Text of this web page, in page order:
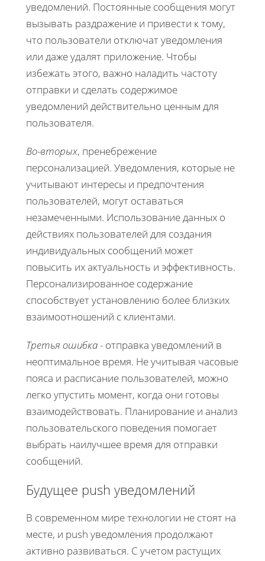
уведомлений. Постоянные сообщения могут
вызывать раздражение и привести к тому,
что пользователи отключат уведомления
или даже удалят приложение. Чтобы
избежать этого, важно наладить частоту
отправки и сделать содержимое
уведомлений действительно ценным для
пользователя.
Во-вторых, пренебрежение
персонализацией. Уведомления, которые не
учитывают интересы и предпочтения
пользователей, могут оставаться
незамеченными. Использование данных о
действиях пользователей для создания
индивидуальных сообщений может
повысить их актуальность и эффективность.
Персонализированное содержание
способствует установлению более близких
взаимоотношений с клиентами.
Третья ошибка- отправка уведомлений в
неоптимальное время. Не учитывая часовые
пояса и расписание пользователей, можно
легко упустить момент, когда они готовы
взаимодействовать. Планирование и анализ
пользовательского поведения помогает
выбрать наилучшее время для отправки
сообщений.
Будущее push уведомлений
В современном мире технологии не стоят на
месте, и push уведомления продолжают
активно развиваться. С учетом растущих